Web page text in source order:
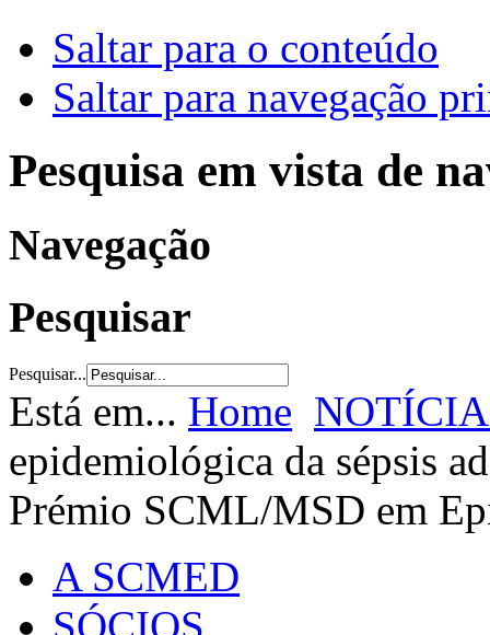
Saltar para o conteúdo
Saltar para navegação
Pesquisa em vista de
Navegação
Pesquisar
Pesquisar...
Está em... Home
epidemiológica da sépsis
Prémio SCML/MSD em
A SCMED
SÓCIOS